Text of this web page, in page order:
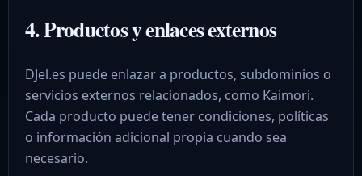
4. Productos y enlaces externos
DJel.es puede enlazar a productos, subdominios o
servicios externos relacionados, como Kaimori.
Cada producto puede tener condiciones, políticas
o información adicional propia cuando sea
necesario.